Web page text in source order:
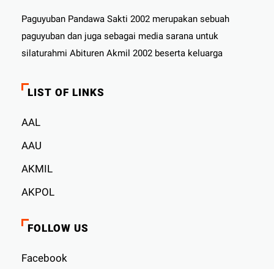
Paguyuban Pandawa Sakti 2002 merupakan sebuah
paguyuban dan juga sebagai media sarana untuk
silaturahmi Abituren Akmil 2002 beserta keluarga
LIST OF LINKS
AAL
AAU
AKMIL
AKPOL
FOLLOW US
Facebook